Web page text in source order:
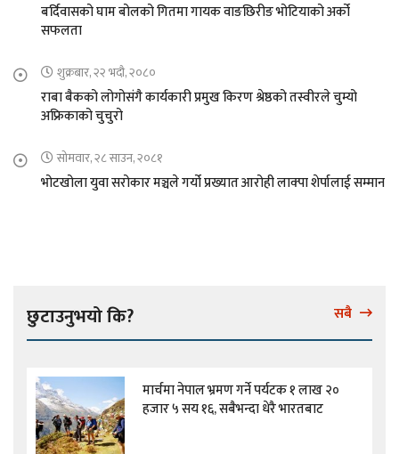
बर्दिवासको घाम बोलको गितमा गायक वाङछिरीङ भोटियाको अर्को
सफलता
शुक्रबार, २२ भदौ, २०८०
राबा बैकको लोगोसंगै कार्यकारी प्रमुख किरण श्रेष्ठको तस्वीरले चुम्यो
अफ्रिकाको चुचुरो
सोमवार, २८ साउन, २०८१
भोटखोला युवा सरोकार मञ्चले गर्यो प्रख्यात आरोही लाक्पा शेर्पालाई सम्मान
छुटाउनुभयो कि? सबै
मार्चमा नेपाल भ्रमण गर्ने पर्यटक १ लाख २०
हजार ५ सय १६, सबैभन्दा धेरै भारतबाट